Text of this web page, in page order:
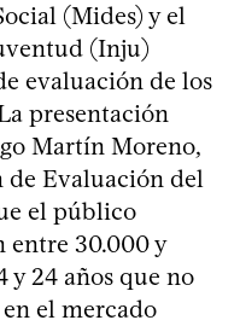
(Mides) y el
(Inju)
evaluación de los
presentación
Martín Moreno,
de Evaluación del
el público
entre 30.000 y
y 24 años que no
el mercado